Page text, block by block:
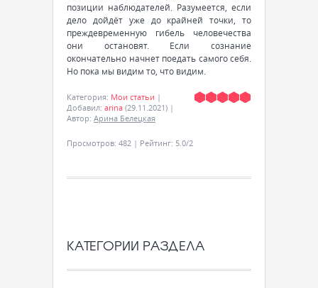
позиции наблюдателей. Разумеется, если
дело дойдёт уже до крайней точки, то
преждевременную гибель человечества
они остановят. Если сознание
окончательно начнет поедать самого себя.
Но пока мы видим то, что видим.
Категория: Мои статьи |
Добавил: arina (29.11.2021) |
Автор: Арина Белецкая
Просмотров: 482 | Рейтинг: 5.0/2
КАТЕГОРИИ РАЗДЕЛА